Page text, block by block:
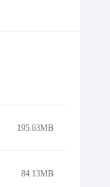
195.63MB
84.13MB